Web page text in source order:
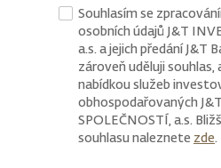
Souhlasím se
osobních údajů J&T
a.s. a jejich předání J&T
zároveň uděluji
nabídkou služeb
obhospodařovaných
SPOLEČNOSTÍ, a.s.
souhlasu naleznete zde.